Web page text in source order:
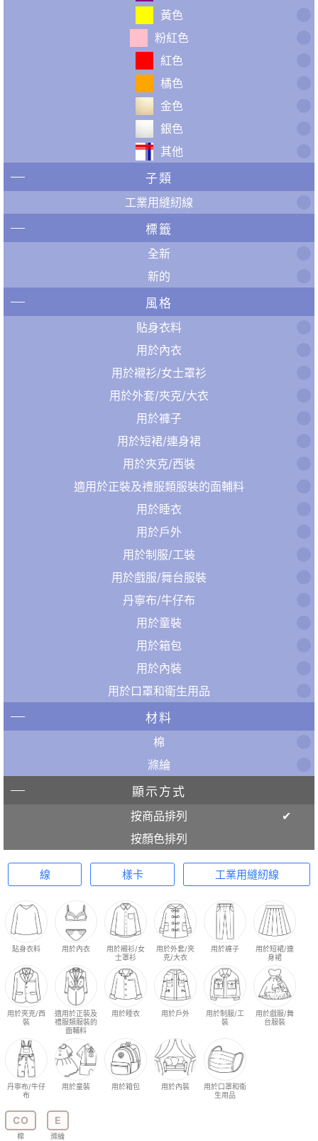
黃色
粉紅色
紅色
橘色
金色
銀色
其他
子類
工業用縫紉線
標籤
全新
新的
風格
貼身衣料
用於內衣
用於襯衫/女士罩衫
用於外套/夾克/大衣
用於褲子
用於短裙/連身裙
用於夾克/西裝
適用於正裝及禮服類服裝的面輔料
用於睡衣
用於戶外
用於制服/工裝
用於戲服/舞台服裝
丹寧布/牛仔布
用於童裝
用於箱包
用於內裝
用於口罩和衛生用品
材料
棉
滌綸
顯示方式
按商品排列
按顏色排列
線 樣卡 工業用縫紉線
貼身衣料 用於內衣
用於襯衫/女
士罩衫
用於外套/夾
克/大衣
用於褲子
用於短裙/連
身裙
用於夾克/西
裝
適用於正裝及
禮服類服裝的
面輔料
用於睡衣 用於戶外
用於制服/工
裝
用於戲服/舞
台服裝
丹寧布/牛仔
布
用於童裝 用於箱包 用於內裝
用於口罩和衛
生用品
CO
棉
E
滌綸